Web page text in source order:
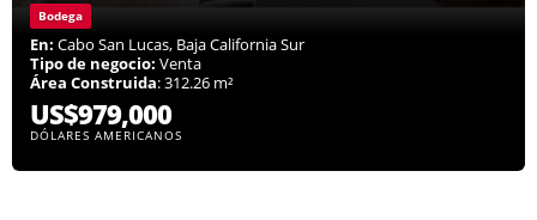
Bodega
En: Cabo San Lucas, Baja California Sur
Tipo de negocio: Venta
Área Construida: 312.26 m²
US$979,000
DÓLARES AMERICANOS